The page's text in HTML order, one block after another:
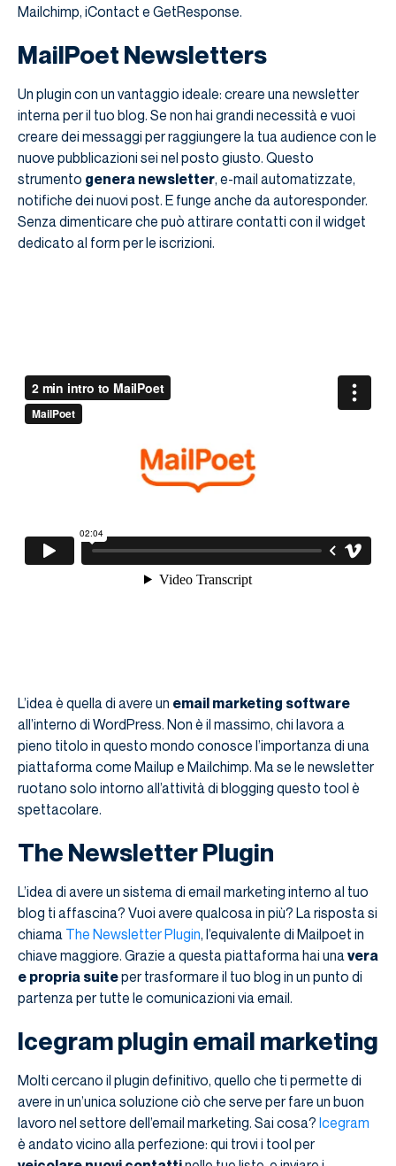
Mailchimp, iContact e GetResponse.
MailPoet Newsletters
Un plugin con un vantaggio ideale: creare una newsletter
interna per il tuo blog. Se non hai grandi necessità e vuoi
creare dei messaggi per raggiungere la tua audience con le
nuove pubblicazioni sei nel posto giusto. Questo
strumento genera newsletter, e-mail automatizzate,
notifiche dei nuovi post. E funge anche da autoresponder.
Senza dimenticare che può attirare contatti con il widget
dedicato al form per le iscrizioni.
L’idea è quella di avere un email marketing software
all’interno di WordPress. Non è il massimo, chi lavora a
pieno titolo in questo mondo conosce l’importanza di una
piattaforma come Mailup e Mailchimp. Ma se le newsletter
ruotano solo intorno all’attività di blogging questo tool è
spettacolare.
The Newsletter Plugin
L’idea di avere un sistema di email marketing interno al tuo
blog ti affascina? Vuoi avere qualcosa in più? La risposta si
chiama The Newsletter Plugin, l’equivalente di Mailpoet in
chiave maggiore. Grazie a questa piattaforma hai una vera
e propria suiteper trasformare il tuo blog in un punto di
partenza per tutte le comunicazioni via email.
Icegram plugin email marketing
Molti cercano il plugin definitivo, quello che ti permette di
avere in un’unica soluzione ciò che serve per fare un buon
lavoro nel settore dell’email marketing. Sai cosa? Icegram
è andato vicino alla perfezione: qui trovi i tool per